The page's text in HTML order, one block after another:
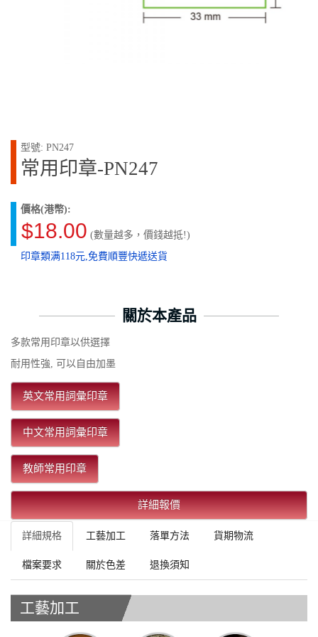
型號: PN247
常用印章-PN247
價格(港幣):
$18.00 (數量越多，價錢越抵!)
印章類满118元,免費順豐快遞送貨
關於本產品
多款常用印章以供選擇
耐用性強, 可以自由加墨
英文常用詞彙印章
中文常用詞彙印章
教師常用印章
詳細報價
詳細規格 工藝加工 落單方法 貨期物流
檔案要求 關於色差 退換須知
工藝加工